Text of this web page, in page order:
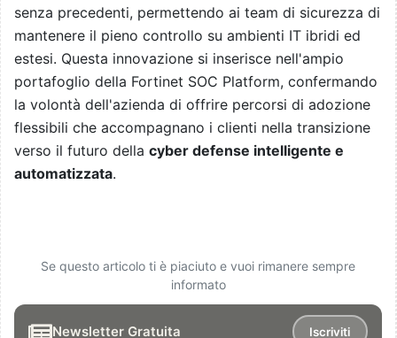
senza precedenti, permettendo ai team di sicurezza di
mantenere il pieno controllo su ambienti IT ibridi ed
estesi. Questa innovazione si inserisce nell'ampio
portafoglio della Fortinet SOC Platform, confermando
la volontà dell'azienda di offrire percorsi di adozione
flessibili che accompagnano i clienti nella transizione
verso il futuro della cyber defense intelligente e
automatizzata.
Se questo articolo ti è piaciuto e vuoi rimanere sempre
informato
Newsletter Gratuita Iscriviti